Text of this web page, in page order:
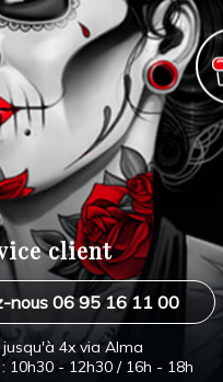
client
nous 06 95 16 11 00
4x via Alma
10h30 - 12h30 / 16h - 18h